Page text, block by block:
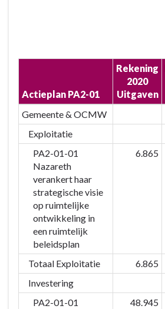
Actieplan PA2-01
Rekening
2020
Uitgaven
Gemeente & OCMW
Exploitatie
PA2-01-01
Nazareth
verankert haar
strategische visie
op ruimtelijke
ontwikkeling in
een ruimtelijk
beleidsplan
6.865
Totaal Exploitatie 6.865
Investering
PA2-01-01
48.945